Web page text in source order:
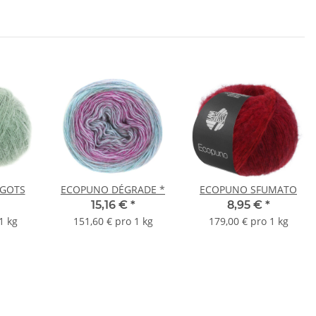
kg
ECOPUNO DÉGRADE *
15,16 € *
151,60 € pro 1 kg
ECOPUNO SFUMATO
8,95 € *
179,00 € pro 1 kg